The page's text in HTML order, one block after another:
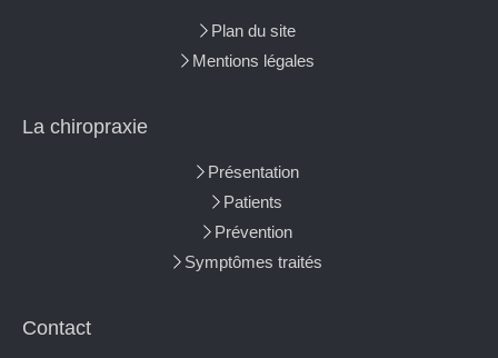
Plan du site
Mentions légales
La chiropraxie
Présentation
Patients
Prévention
Symptômes traités
Contact